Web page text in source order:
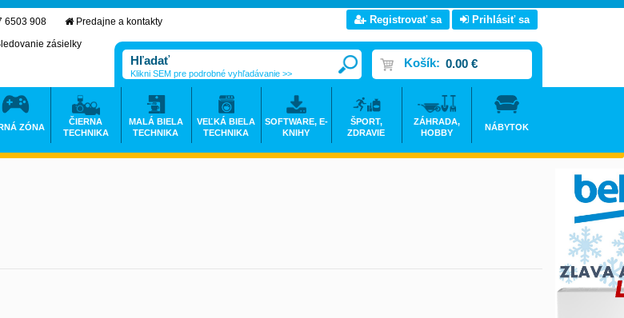
6503 908
Predajne a kontakty
zásielky
Registrovať sa Prihlásiť sa
Košík: 0.00 €
Klikni SEM pre podrobné vyhľadávanie >>
ZÓNA
ČIERNA
TECHNIKA
MALÁ BIELA
TECHNIKA
VEĽKÁ BIELA
TECHNIKA
SOFTWARE, E-
KNIHY
ŠPORT,
ZDRAVIE
ZÁHRADA,
HOBBY
NÁBYTOK